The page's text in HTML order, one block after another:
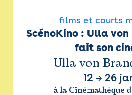
films et courts
ScénoKino : Ulla
fait son
Ulla von
12 → 26
à la Cinémathèque